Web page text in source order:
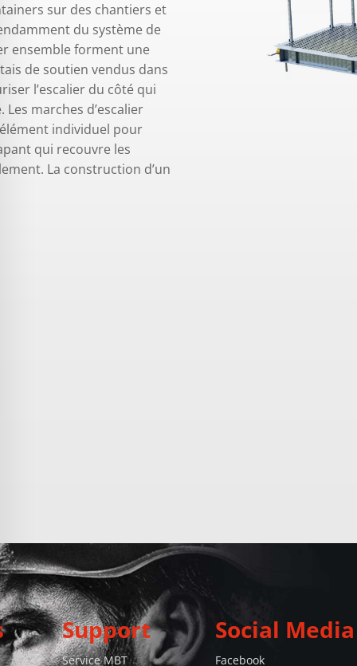
sur des chantiers et
du système de
ensemble forment une
de soutien vendus dans
l’escalier du côté qui
Les marches d’escalier
individuel pour
qui recouvre les
La construction d’un
Support
Service MBT
Social Media
Facebook